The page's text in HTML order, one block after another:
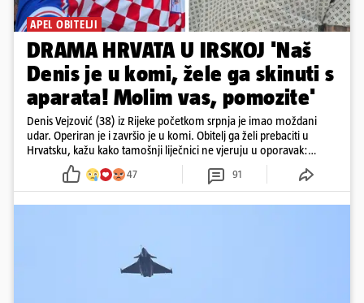
APEL OBITELJI
DRAMA HRVATA U IRSKOJ 'Naš
Denis je u komi, žele ga skinuti s
aparata! Molim vas, pomozite'
Denis Vejzović (38) iz Rijeke početkom srpnja je imao moždani
udar. Operiran je i završio je u komi. Obitelj ga želi prebaciti u
Hrvatsku, kažu kako tamošnji liječnici ne vjeruju u oporavak:
'Imamo 72 sata'
47 91